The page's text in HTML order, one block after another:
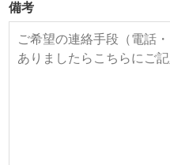
備考